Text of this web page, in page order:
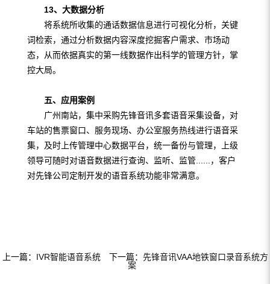
13、大数据分析
将系统所收集的通话数据信息进行可视化分析，关键
词检索，通过分析数据内容深度挖掘客户需求、市场动
态，从而依据真实的第一线数据作出科学的管理方针，掌
控大局。
五、应用案例
广州南站，集中采购先锋音讯多套语音采集设备，对
车站的售票窗口、服务现场、办公室服务热线进行语音采
集，及时上传管理中心数据平台，统一备份与管理，上级
领导可随时对语音数据进行查询、监听、监管......，客户
对先锋公司定制开发的语音系统功能非常满意。
上一篇： IVR智能语音系统 下一篇： 先锋音讯VAA地铁窗口录音系统方
案